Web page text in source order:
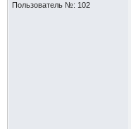
Пользователь №: 102